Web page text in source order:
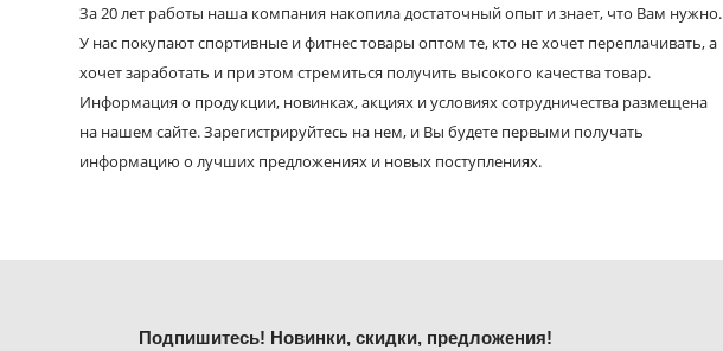
За 20 лет работы наша компания накопила достаточный опыт и знает, что Вам нужно.
У нас покупают спортивные и фитнес товары оптом те, кто не хочет переплачивать, а
хочет заработать и при этом стремиться получить высокого качества товар.
Информация о продукции, новинках, акциях и условиях сотрудничества размещена
на нашем сайте. Зарегистрируйтесь на нем, и Вы будете первыми получать
информацию о лучших предложениях и новых поступлениях.
Подпишитесь! Новинки, скидки, предложения!